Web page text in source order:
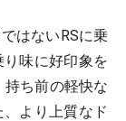
はないRSに乗
味に好印象を
持ち前の軽快な
より上質なド